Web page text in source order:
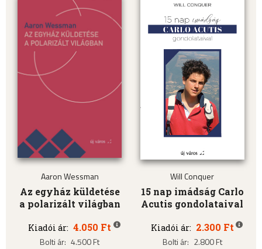
Aaron Wessman
Az egyház küldetése
a polarizált világban
Kiadói ár: 4.050 Ft
Bolti ár: 4.500 Ft
Will Conquer
15 nap imádság Carlo
Acutis gondolataival
Kiadói ár: 2.300 Ft
Bolti ár: 2.800 Ft